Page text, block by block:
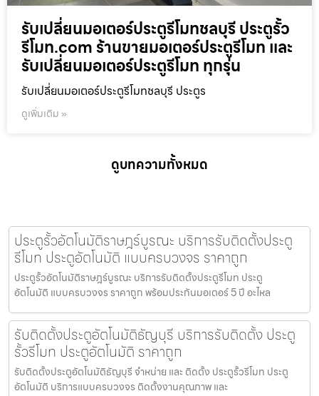
รับเปลี่ยนมอเตอร์ประตูรีโมทชลบุรี ประตูรั้ว
รีโมท.com ร้านขายมอเตอร์ประตูรีโมท และ
รับเปลี่ยนมอเตอร์ประตูรีโมท ทุกรุ่น
รับเปลี่ยนมอเตอร์ประตูรีโมทชลบุรี ประตูร
ดูเพิ่มเติม »
ดูบทความทั้งหมด
ประตูรั้วอัตโนมัติราษฎร์บูรณะ บริการรับติดตั้งประตู
รีโมท ประตูอัตโนมัติ แบบครบวงจร ราคาถูก
ประตูรั้วอัตโนมัติราษฎร์บูรณะ บริการรับติดตั้งประตูรีโมท ประตู
อัตโนมัติ แบบครบวงจร ราคาถูก พร้อมประกันมอเตอร์ 5 ปี อะไหล
รับติดตั้งประตูอัตโนมัติธัญบุรี บริการรับติดตั้ง ประตู
รั้วรีโมท ประตูอัตโนมัติ ราคาถูก
รับติดตั้งประตูอัตโนมัติธัญบุรี จำหน่าย และ ติดตั้ง ประตูรั้วรีโมท ประตู
อัตโนมัติ บริการแบบครบวงจร ติดตั้งงานคุณภาพ และ